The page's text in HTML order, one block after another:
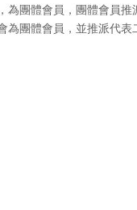
為團體會員，團體會員推
為團體會員，並推派代表